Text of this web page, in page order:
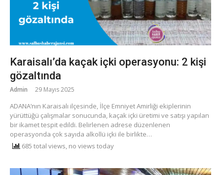
Karaisalı’da kaçak içki operasyonu: 2 kişi
gözaltında
Admin 29 Mayıs 2025
ADANA’nın Karaisalı ilçesinde, İlçe Emniyet Amirliği ekiplerinin
yürüttüğü çalışmalar sonucunda, kaçak içki üretimi ve satışı yapılan
bir ikamet tespit edildi. Belirlenen adrese düzenlenen
operasyonda çok sayıda alkollü içki ile birlikte…
685 total views, no views today